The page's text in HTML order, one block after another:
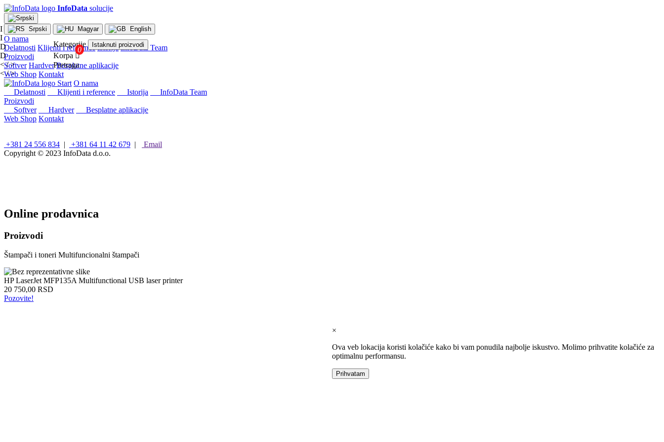
InfoData solucije
Srpski Magyar English
O nama
Delatnosti Klijenti i reference Istorija InfoData Team
Proizvodi
Softver Hardver Besplatne aplikacije
Web Shop Kontakt
Start O nama
Delatnosti
Klijenti i reference Istorija
InfoData Team
Proizvodi
Softver
Hardver
Besplatne aplikacije
Web Shop Kontakt
I
I
D
D
< / >
< / >
Kategorije Istaknuti proizvodi
Korpa 
Pretraga
×
Konfiguracije
Intel
stoni
računari
stoni
računari
Microsoft
tableti
laptopovi
laptopovi
laptopovi
Tableti
Laptop
torbe
Online prodavnica
Proizvodi
Štampači i toneri Multifuncionalni štampači
HP LaserJet MFP135A Multifunctional USB laser printer
20 750,00 RSD
Pozovite!
×
Ova veb lokacija koristi kolačiće kako bi vam ponudila najbolje iskustvo. Molimo prihvatite kolačiće za
optimalnu performansu.
Prihvatam
+381 24 556 834 | +381 64 11 42 679 |
Email
Copyright © 2023 InfoData d.o.o.